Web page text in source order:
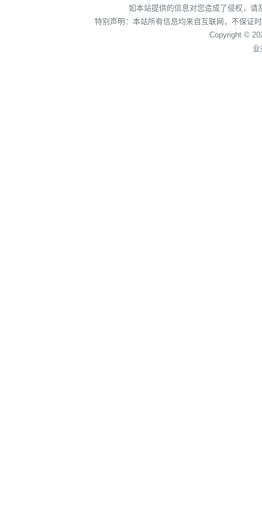
如本站提供的信息对您造成了侵权，
特别声明：本站所有信息均来自互联网，不保证
Copyright ©